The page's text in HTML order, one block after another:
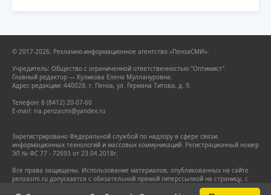
© 2017-2026, Рекламно-информационное агентство «ПензаСМИ».
Учредитель: Общество с ограниченной ответственностью "Оптимист".
Главный редактор — Куликова Елена Муллануровна.
Адрес редакции: 440028, г. Пенза, ул. Германа Титова, д. 9.
Телефон: 8 (8412) 20-07-60
E-mail: ria.penzasmi@yandex.ru
Зарегистрировано Федеральной службой по надзору в сфере связи,
информационных технологий и массовых коммуникаций. Регистрационный номер
ЭЛ № ФС 77 - 72693 от 23.04.2018г.
Все права защищены. Использование материалов, опубликованных на сайте
penzasmi.ru допускается с обязательной прямой гиперссылкой на страницу, с
которой заимствован материал. Гиперссылка должна размещаться